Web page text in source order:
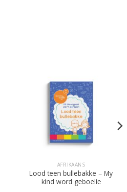
AFRIKAANS
Lood teen bullebakke – My
kind word geboelie